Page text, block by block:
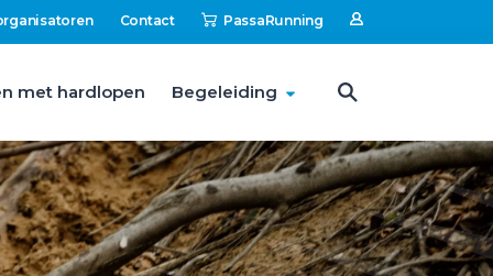
Contact PassaRunning
met hardlopen Begeleiding